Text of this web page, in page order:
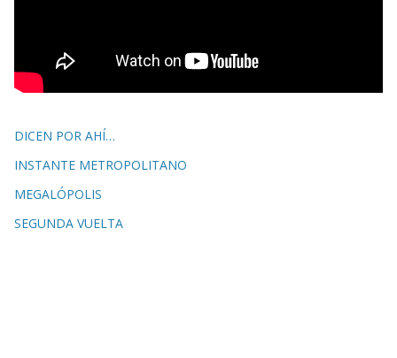
DICEN POR AHÍ…
INSTANTE METROPOLITANO
MEGALÓPOLIS
SEGUNDA VUELTA